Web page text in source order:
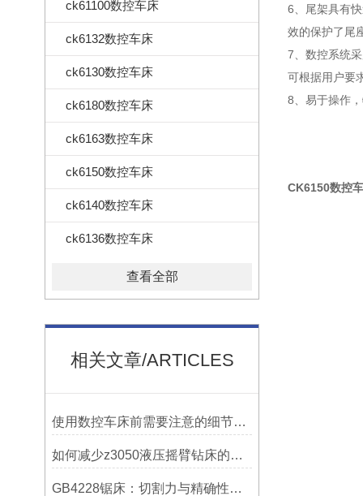
ck61100数控车床
ck6132数控车床
ck6130数控车床
ck6180数控车床
ck6163数控车床
ck6150数控车床
ck6140数控车床
ck6136数控车床
查看全部
相关文章/ARTICLES
使用数控车床前需要注意的细节有哪些呢？
如何减少z3050液压摇臂钻床的故障和维修成本？
GB4228锯床：切割力与精确性的结合
6、尾架具有
效的保护了尾
7、数控系统
可根据用户要
8、易于操作
CK6150数控